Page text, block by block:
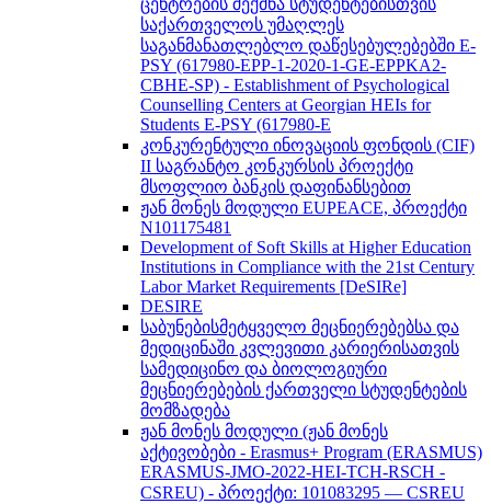
ცენტრების შექმნა სტუდენტებისთვის
საქართველოს უმაღლეს
საგანმანათლებლო დაწესებულებებში E-
PSY (617980-EPP-1-2020-1-GE-EPPKA2-
CBHE-SP) - Establishment of Psychological
Counselling Centers at Georgian HEIs for
Students E-PSY (617980-E
კონკურენტული ინოვაციის ფონდის (CIF)
II საგრანტო კონკურსის პროექტი
მსოფლიო ბანკის დაფინანსებით
ჟან მონეს მოდული EUPEACE, პროექტი
N101175481
Development of Soft Skills at Higher Education
Institutions in Compliance with the 21st Century
Labor Market Requirements [DeSIRe]
DESIRE
საბუნებისმეტყველო მეცნიერებებსა და
მედიცინაში კვლევითი კარიერისათვის
სამედიცინო და ბიოლოგიური
მეცნიერებების ქართველი სტუდენტების
მომზადება
ჟან მონეს მოდული (ჟან მონეს
აქტივობები - Erasmus+ Program (ERASMUS)
ERASMUS-JMO-2022-HEI-TCH-RSCH -
CSREU) - პროექტი: 101083295 — CSREU